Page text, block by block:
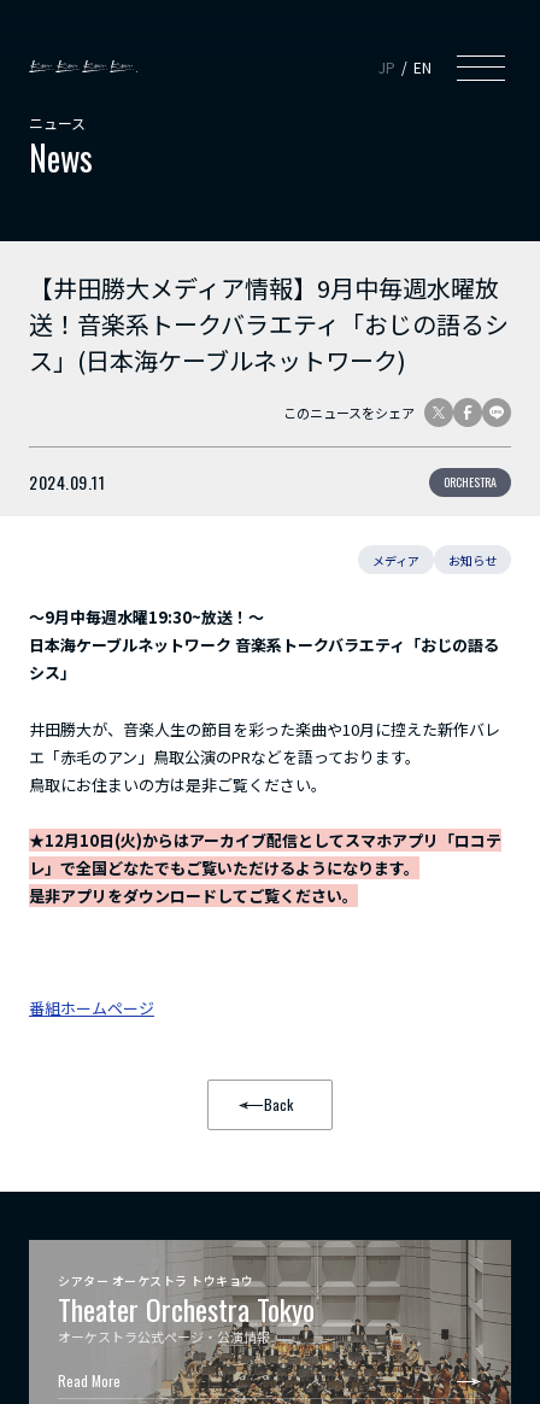
JP EN
ニュース
News
【井田勝大メディア情報】9月中毎週水曜放
送！音楽系トークバラエティ「おじの語るシ
ス」(日本海ケーブルネットワーク)
このニュースをシェア
2024.09.11 ORCHESTRA
メディア お知らせ
～9月中毎週水曜19:30~放送！～
日本海ケーブルネットワーク 音楽系トークバラエティ「おじの語る
シス」
井田勝大が、音楽人生の節目を彩った楽曲や10月に控えた新作バレ
エ「赤毛のアン」鳥取公演のPRなどを語っております。
鳥取にお住まいの方は是非ご覧ください。
★12月10日(火)からはアーカイブ配信としてスマホアプリ「ロコテ
レ」 で全国どなたでもご覧いただけるようになります。
是非アプリをダウンロードしてご覧ください。
番組ホームページ
Back
シアター オーケストラ トウキョウ
Theater Orchestra Tokyo
オーケストラ公式ページ・公演情報
Read More